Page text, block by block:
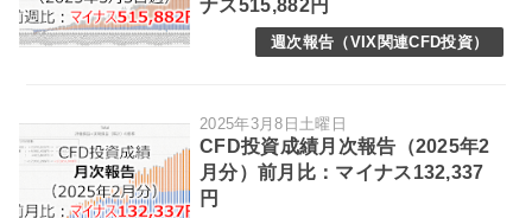
ナス515,882円
週次報告（VIX関連CFD投資）
2025年3月8日土曜日
CFD投資成績月次報告（2025年2
月分）前月比：マイナス132,337
円